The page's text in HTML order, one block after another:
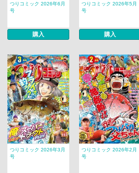
つりコミック 2026年6月
号
購入
つりコミック 2026年5月
号
購入
つりコミック 2026年3月
号
つりコミック 2026年2月
号